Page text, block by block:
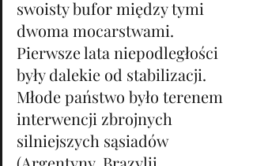
swoisty bufor między tymi
dwoma mocarstwami.
Pierwsze lata niepodległości
były dalekie od stabilizacji.
Młode państwo było terenem
interwencji zbrojnych
silniejszych sąsiadów